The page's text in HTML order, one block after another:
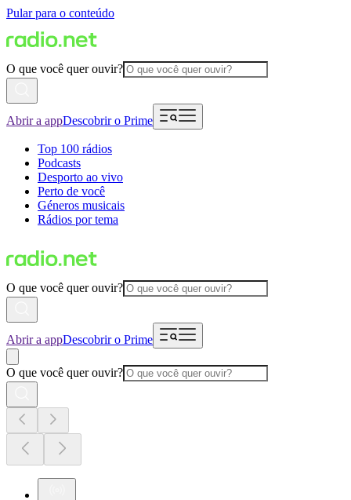
Pular para o conteúdo
O que você quer ouvir?
Abrir a appDescobrir o Prime
Top 100 rádios
Podcasts
Desporto ao vivo
Perto de você
Géneros musicais
Rádios por tema
O que você quer ouvir?
Abrir a appDescobrir o Prime
O que você quer ouvir?